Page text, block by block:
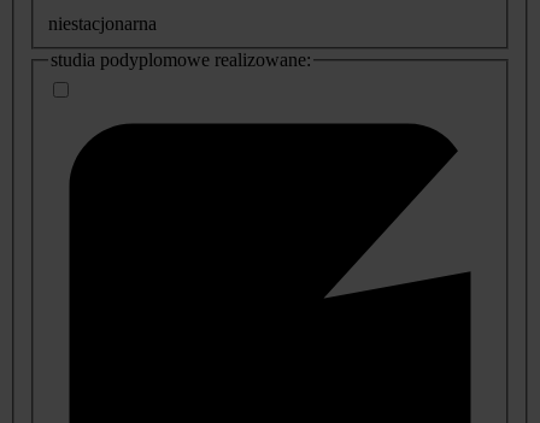
niestacjonarna
studia podyplomowe realizowane: